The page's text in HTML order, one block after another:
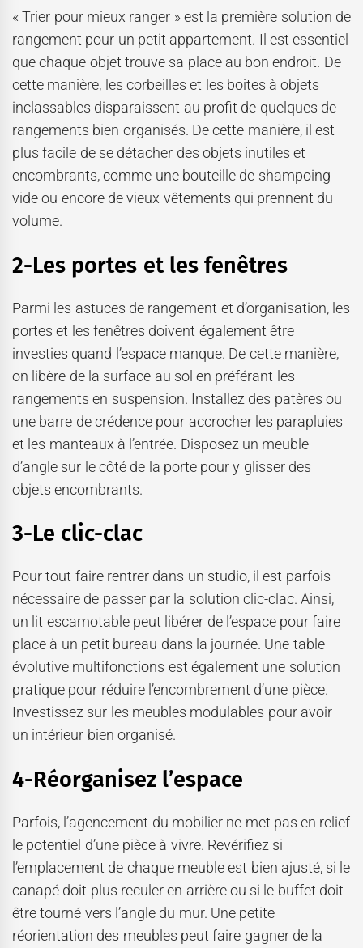
« Trier pour mieux ranger » est la première solution de
rangement pour un petit appartement. Il est essentiel
que chaque objet trouve sa place au bon endroit. De
cette manière, les corbeilles et les boites à objets
inclassables disparaissent au profit de quelques de
rangements bien organisés. De cette manière, il est
plus facile de se détacher des objets inutiles et
encombrants, comme une bouteille de shampoing
vide ou encore de vieux vêtements qui prennent du
volume.
2-Les portes et les fenêtres
Parmi les astuces de rangement et d’organisation, les
portes et les fenêtres doivent également être
investies quand l’espace manque. De cette manière,
on libère de la surface au sol en préférant les
rangements en suspension. Installez des patères ou
une barre de crédence pour accrocher les parapluies
et les manteaux à l’entrée. Disposez un meuble
d’angle sur le côté de la porte pour y glisser des
objets encombrants.
3-Le clic-clac
Pour tout faire rentrer dans un studio, il est parfois
nécessaire de passer par la solution clic-clac. Ainsi,
un lit escamotable peut libérer de l’espace pour faire
place à un petit bureau dans la journée. Une table
évolutive multifonctions est également une solution
pratique pour réduire l’encombrement d’une pièce.
Investissez sur les meubles modulables pour avoir
un intérieur bien organisé.
4-Réorganisez l’espace
Parfois, l’agencement du mobilier ne met pas en relief
le potentiel d’une pièce à vivre. Revérifiez si
l’emplacement de chaque meuble est bien ajusté, si le
canapé doit plus reculer en arrière ou si le buffet doit
être tourné vers l’angle du mur. Une petite
réorientation des meubles peut faire gagner de la